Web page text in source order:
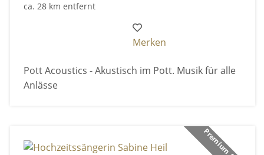
ca. 28 km entfernt
Merken
Pott Acoustics - Akustisch im Pott. Musik für alle
Anlässe